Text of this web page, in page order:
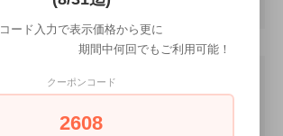
コード入力で表示価格から更に
期間中何回でもご利用可能！
クーポンコード
2608